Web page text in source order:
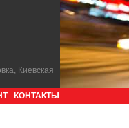
Киевская
КОНТАКТЫ